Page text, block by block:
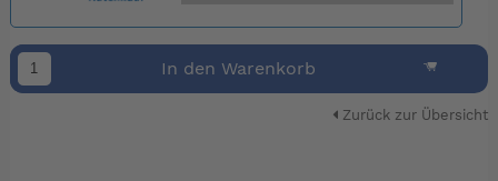
In den Warenkorb
Zurück zur Übersicht